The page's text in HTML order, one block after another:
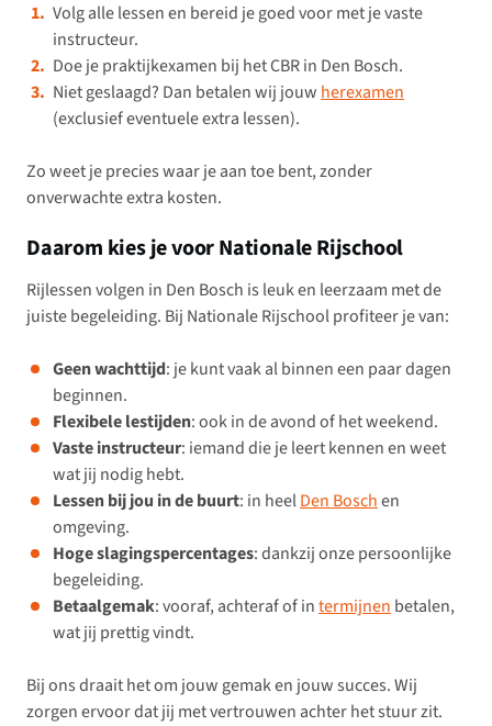
Volg alle lessen en bereid je goed voor met je vaste
instructeur.
Doe je praktijkexamen bij het CBR in Den Bosch.
Niet geslaagd? Dan betalen wij jouw herexamen
(exclusief eventuele extra lessen).
Zo weet je precies waar je aan toe bent, zonder
onverwachte extra kosten.
Daarom kies je voor Nationale Rijschool
Rijlessen volgen in Den Bosch is leuk en leerzaam met de
juiste begeleiding. Bij Nationale Rijschool profiteer je van:
Geen wachttijd: je kunt vaak al binnen een paar dagen
beginnen.
Flexibele lestijden: ook in de avond of het weekend.
Vaste instructeur: iemand die je leert kennen en weet
wat jij nodig hebt.
Lessen bij jou in de buurt: in heelDen Boschen
omgeving.
Hoge slagingspercentages: dankzij onze persoonlijke
begeleiding.
Betaalgemak: vooraf, achteraf of intermijnen betalen,
wat jij prettig vindt.
Bij ons draait het om jouw gemak en jouw succes. Wij
zorgen ervoor dat jij met vertrouwen achter het stuur zit.